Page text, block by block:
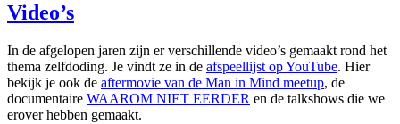
Video’s
In de afgelopen jaren zijn er verschillende video’s gemaakt rond het
thema zelfdoding. Je vindt ze in de afspeellijst op YouTube. Hier
bekijk je ook de aftermovie van de Man in Mind meetup, de
documentaire WAAROM NIET EERDER en de talkshows die we
erover hebben gemaakt.